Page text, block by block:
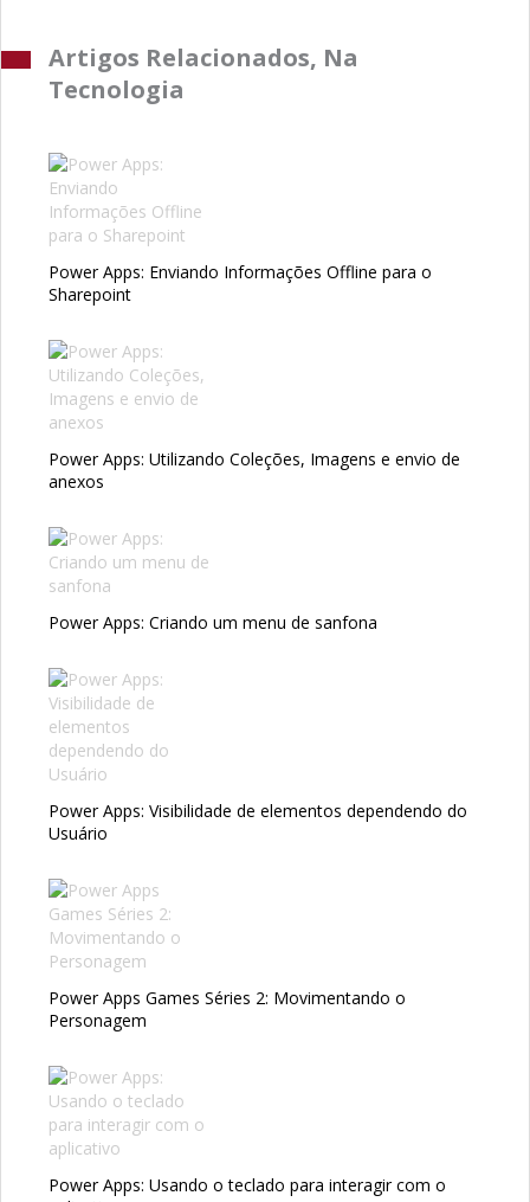
Artigos Relacionados, Na
Tecnologia
Power Apps: Enviando Informações Offline para o
Sharepoint
Power Apps: Utilizando Coleções, Imagens e envio de
anexos
Power Apps: Criando um menu de sanfona
Power Apps: Visibilidade de elementos dependendo do
Usuário
Power Apps Games Séries 2: Movimentando o
Personagem
Power Apps: Usando o teclado para interagir com o